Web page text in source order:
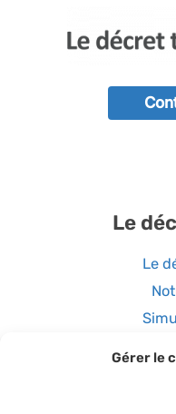
Gérer le
Le
Le